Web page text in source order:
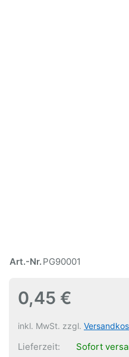
Art.-Nr.PG90001
0,45 €
inkl. MwSt. zzgl.
Lieferzeit:
Sofort